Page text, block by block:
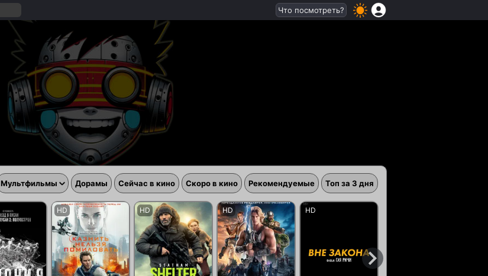
Мультфильмы Дорамы Сейчас в кино Скоро в кино Рекомендуемые Топ за 3 дня
Что посмотреть?